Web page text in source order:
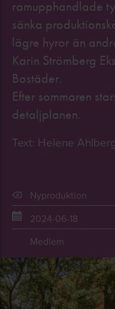
ramupphandlade
sänka
lägre hyror än
Karin Strömberg
Bostäder.
Efter sommaren
detaljplanen.
Text: Helene Ahlberg
Nyproduktion
2024-06-18
Medlem